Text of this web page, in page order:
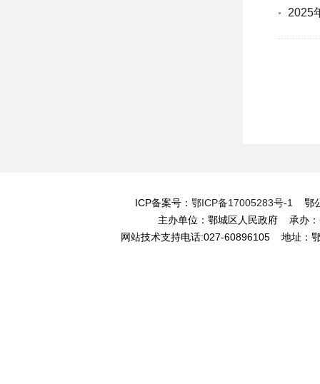
2025
ICP备案号： 鄂ICP备17005283号-1
鄂
主办单位：鄂城区人民政府 承办
网站技术支持电话:027-60896105 地址：